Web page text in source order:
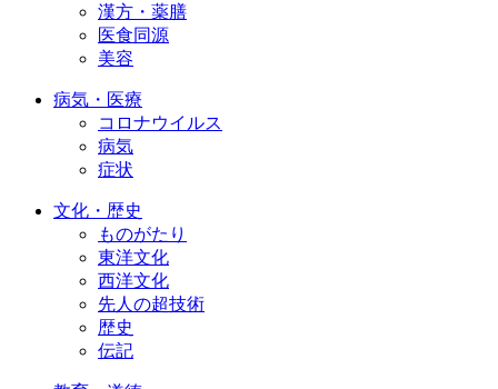
漢方・薬膳
医食同源
美容
病気・医療
コロナウイルス
病気
症状
文化・歴史
ものがたり
東洋文化
西洋文化
先人の超技術
歴史
伝記